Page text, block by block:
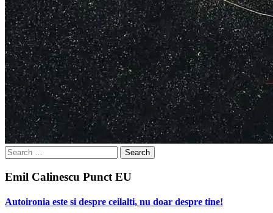
Search
for:
Emil Calinescu Punct EU
Autoironia este si despre ceilalti, nu doar despre tine!